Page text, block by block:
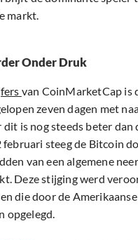
markt.
Onder Druk
van CoinMarketCap is
zeven dagen met
dit is nog steeds beter dan
februari steeg de Bitcoin
van een algemene
Deze stijging werd
die door de
opgelegd.